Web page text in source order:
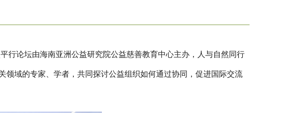
行论坛由海南亚洲公益研究院公益慈善教育中心主办，人与自然同行
领域的专家、学者，共同探讨公益组织如何通过协同，促进国际交流